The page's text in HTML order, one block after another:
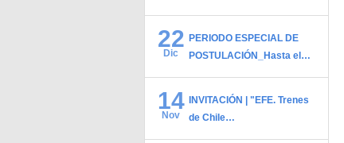
22
Dic
PERIODO ESPECIAL DE
POSTULACIÓN_Hasta el…
14
Nov
INVITACIÓN | "EFE. Trenes
de Chile…